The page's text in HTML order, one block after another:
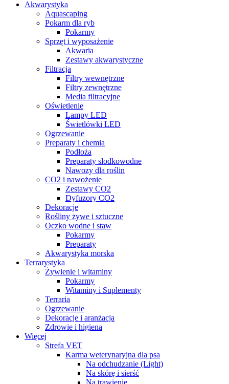
Akwarystyka
Aquascaping
Pokarm dla ryb
Pokarmy
Sprzęt i wyposażenie
Akwaria
Zestawy akwarystyczne
Filtracja
Filtry wewnętrzne
Filtry zewnętrzne
Media filtracyjne
Oświetlenie
Lampy LED
Świetlówki LED
Ogrzewanie
Preparaty i chemia
Podłoża
Preparaty słodkowodne
Nawozy dla roślin
CO2 i nawożenie
Zestawy CO2
Dyfuzory CO2
Dekoracje
Rośliny żywe i sztuczne
Oczko wodne i staw
Pokarmy
Preparaty
Akwarystyka morska
Terrarystyka
Żywienie i witaminy
Pokarmy
Witaminy i Suplementy
Terraria
Ogrzewanie
Dekoracje i aranżacja
Zdrowie i higiena
Więcej
Strefa VET
Karma weterynaryjna dla psa
Na odchudzanie (Light)
Na skórę i sierść